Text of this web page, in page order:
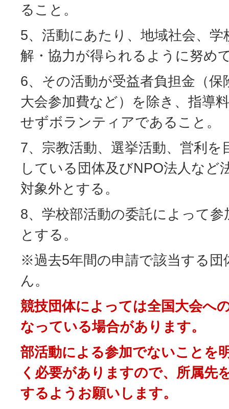
ること。
5、活動にあたり、地域社会、学
解・協力が得られるように努め
6、その活動が受益者負担金（保
大会参加費など）を除き、指導
せずボランティアであること。
7、宗教活動、選挙活動、営利を
している団体及びNPO法人など
対象外とする。
8、学校部活動の委託によって
とする。
※過去5年間の申請で該当する団
ん。
競技団体によっては全国大会へ
なっている場合があります。
部活動による参加でないことを
く必要がありますので、所属先
するようお願いします。